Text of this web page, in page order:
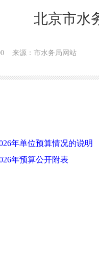
北京市水
来源：市水务局网站
年单位预算情况的说明
年预算公开附表